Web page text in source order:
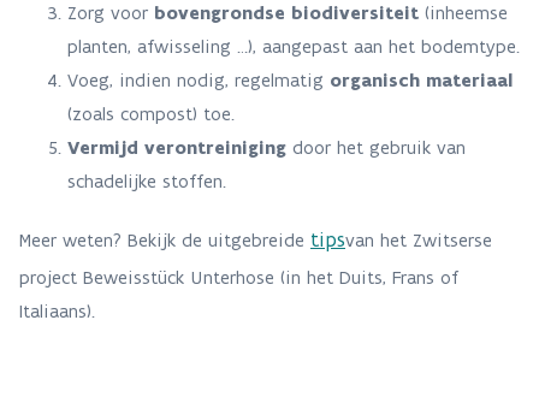
Zorg voor bovengrondse biodiversiteit (inheemse
planten, afwisseling …), aangepast aan het bodemtype.
Voeg, indien nodig, regelmatig organisch materiaal
(zoals compost) toe.
Vermijd verontreiniging door het gebruik van
schadelijke stoffen.
Meer weten? Bekijk de uitgebreide tipsvan het Zwitserse
project Beweisstück Unterhose (in het Duits, Frans of
Italiaans).